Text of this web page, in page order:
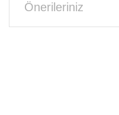
Önerileriniz